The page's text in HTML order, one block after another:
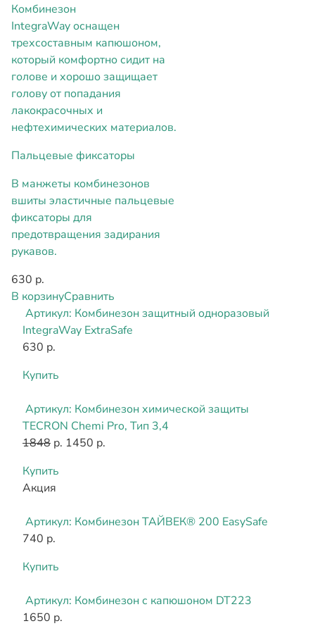
Комбинезон
IntegraWay оснащен
трехсоставным капюшоном,
который комфортно сидит на
голове и хорошо защищает
голову от попадания
лакокрасочных и
нефтехимических материалов.
Пальцевые фиксаторы
В манжеты комбинезонов
вшиты эластичные пальцевые
фиксаторы для
предотвращения задирания
рукавов.
630 р.
В корзинуСравнить
Артикул: Комбинезон защитный одноразовый
IntegraWay ExtraSafe
630 р.
Купить
Артикул: Комбинезон химической защиты
TECRON Chemi Pro, Тип 3,4
1848 р. 1450 р.
Купить
Акция
Артикул: Комбинезон ТАЙВЕК® 200 EasySafe
740 р.
Купить
Артикул: Комбинезон с капюшоном DT223
1650 р.